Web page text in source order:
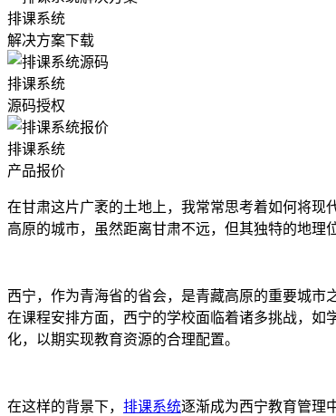
排课系统
解决方案下载
排课系统
源码授权
排课系统
产品报价
在甘肃这片广袤的土地上，我常常思考着如何将
高原的城市，虽然距离甘肃不远，但其独特的地理
西宁，作为青海省的省会，是青藏高原的重要城
在课程安排方面，西宁的学校面临着诸多挑战，
化，以期实现教育资源的合理配置。
在这样的背景下， 排课系统逐渐成为西宁教育管理